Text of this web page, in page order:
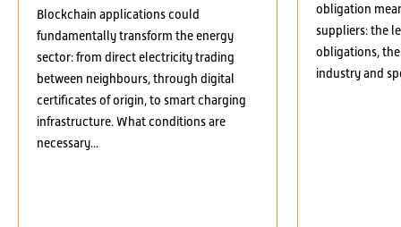
Blockchain applications could
fundamentally transform the energy
sector: from direct electricity trading
between neighbours, through digital
certificates of origin, to smart charging
infrastructure. What conditions are
necessary...
obligation
suppliers: the
obligations,
industry and